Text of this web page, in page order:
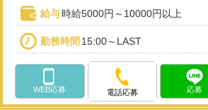
給与時給5000円～10000円以上
勤務時間 15:00～LAST
WEB応募 電話応募 応募